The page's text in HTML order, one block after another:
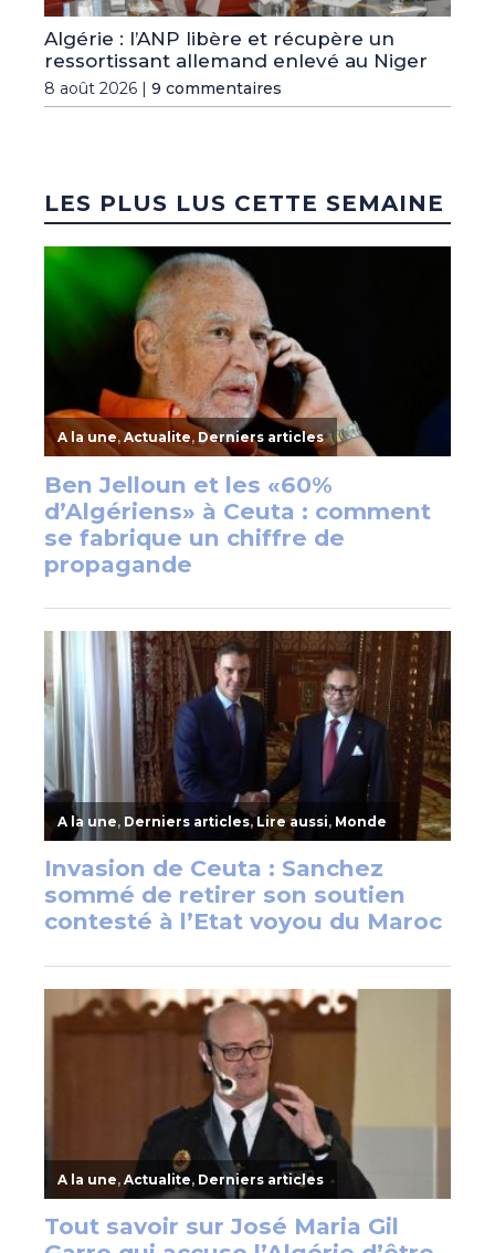
Algérie : l’ANP libère et récupère un
ressortissant allemand enlevé au Niger
8 août 2026 | 9 commentaires
LES PLUS LUS CETTE SEMAINE